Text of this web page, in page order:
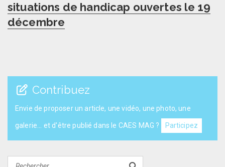
situations de handicap ouvertes le 19
décembre
Contribuez
Envie de proposer un article, une vidéo, une photo, une
galerie... et d'être publié dans le CAES MAG ? Participez